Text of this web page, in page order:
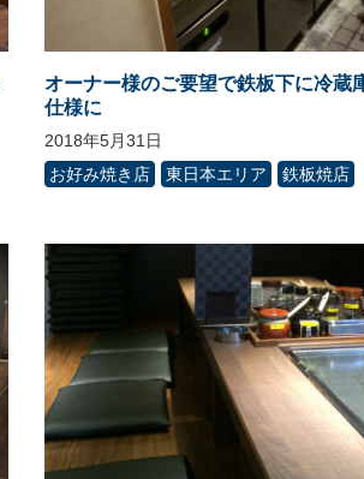
オーナー様のご要望で鉄板下に冷蔵
仕様に
2018年5月31日
お好み焼き店
東日本エリア 鉄板焼店